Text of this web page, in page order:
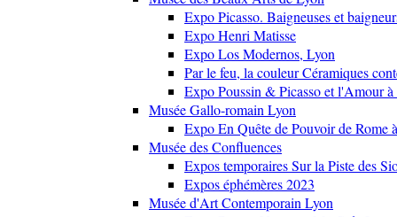
Expo Picasso. Baigneuses et
Expo Henri Matisse
Expo Los Modernos, Lyon
Par le feu, la couleur Céramiques
Expo Poussin & Picasso et l'Amour
Musée Gallo-romain Lyon
Expo En Quête de Pouvoir de Rome
Musée des Confluences
Expos temporaires Sur la Piste des
Expos éphémères 2023
Musée d'Art Contemporain Lyon